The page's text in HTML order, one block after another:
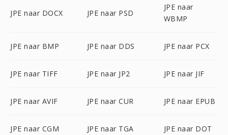
JPE naar DOCX JPE naar PSD
JPE naar
WBMP
JPE naar BMP JPE naar DDS JPE naar PCX
JPE naar TIFF JPE naar JP2 JPE naar JIF
JPE naar AVIF JPE naar CUR JPE naar EPUB
JPE naar CGM JPE naar TGA JPE naar DOT